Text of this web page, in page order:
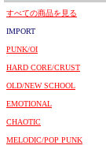
すべての商品を見る
IMPORT
PUNK/OI
HARD CORE/CRUST
OLD/NEW SCHOOL
EMOTIONAL
CHAOTIC
MELODIC/POP PUNK